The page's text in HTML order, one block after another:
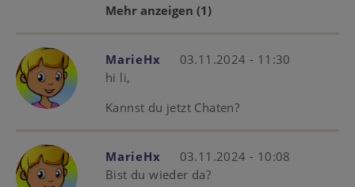
Mehr anzeigen (1)
MarieHx
03.11.2024 - 11:30
hi li,
Kannst du jetzt Chaten?
MarieHx
03.11.2024 - 10:08
Bist du wieder da?